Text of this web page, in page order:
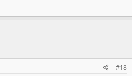
#18